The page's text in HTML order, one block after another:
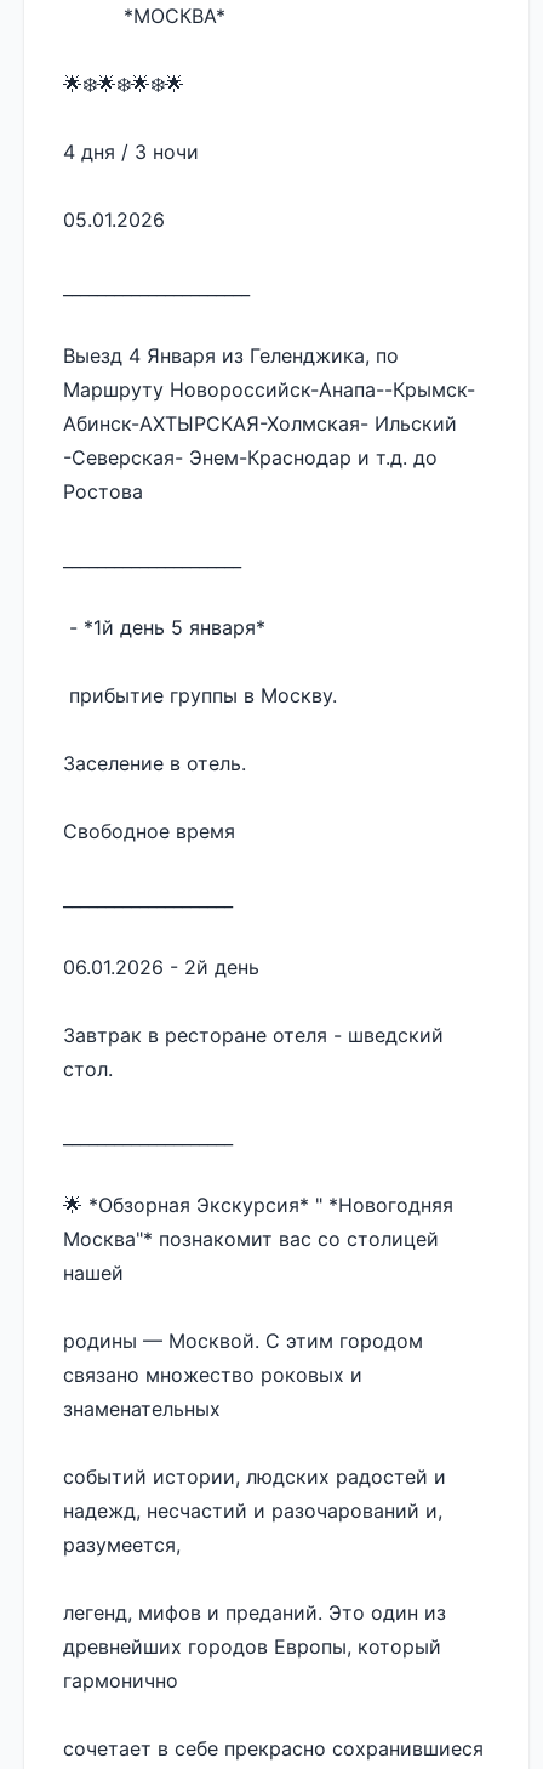
          *МОСКВА*
🌟❄️🌟❄️🌟❄️🌟
4 дня / 3 ночи
05.01.2026
Выезд 4 Января из Геленджика, по
Маршруту Новороссийск-Анапа--Крымск-
Абинск-АХТЫРСКАЯ-Холмская- Ильский
-Северская- Энем-Краснодар и т.д. до
Ростова
- *1й день 5 января*
прибытие группы в Москву.
Заселение в отель.
Свободное время
06.01.2026 - 2й день
Завтрак в ресторане отеля - шведский
стол.
🌟 *Обзорная Экскурсия* " *Новогодняя
Москва"* познакомит вас со столицей
нашей
родины — Москвой. С этим городом
связано множество роковых и
знаменательных
событий истории, людских радостей и
надежд, несчастий и разочарований и,
разумеется,
легенд, мифов и преданий. Это один из
древнейших городов Европы, который
гармонично
сочетает в себе прекрасно сохранившиеся